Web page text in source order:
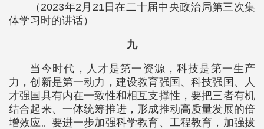
（2023年2月21日在二十届中央政治局第三次集
体学习时的讲话）
九
当今时代，人才是第一资源，科技是第一生产
力，创新是第一动力，建设教育强国、科技强国、人
才强国具有内在一致性和相互支撑性，要把三者有机
结合起来、一体统筹推进，形成推动高质量发展的倍
增效应。要进一步加强科学教育、工程教育，加强拔